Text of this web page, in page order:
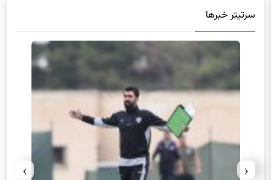
سرتیتر خبرها
‹
›